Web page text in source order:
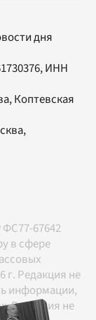
дня
ИНН
Коптевская
,
67642
в сфере
г. Редакция не
информации,
Редакция не